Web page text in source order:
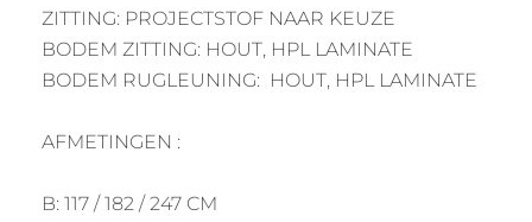
ZITTING: PROJECTSTOF NAAR KEUZE
BODEM ZITTING: HOUT, HPL LAMINATE
BODEM RUGLEUNING: HOUT, HPL LAMINATE
AFMETINGEN :
B: 117 / 182 / 247 CM